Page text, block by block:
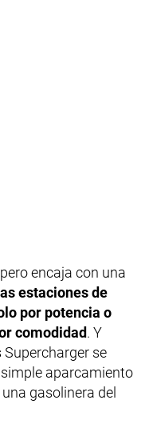
encaja con una
estaciones de
por potencia o
comodidad. Y
Supercharger se
aparcamiento
gasolinera del